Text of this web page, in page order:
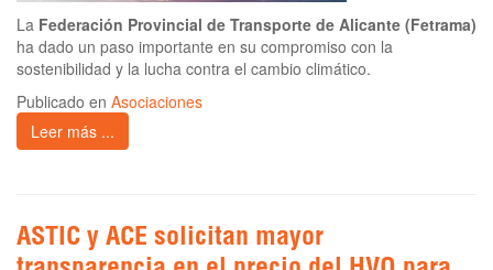
La Federación Provincial de Transporte de Alicante (Fetrama)
ha dado un paso importante en su compromiso con la
sostenibilidad y la lucha contra el cambio climático.
Publicado en Asociaciones
Leer más ...
ASTIC y ACE solicitan mayor